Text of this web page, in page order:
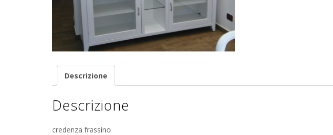
Descrizione
Descrizione
credenza frassino